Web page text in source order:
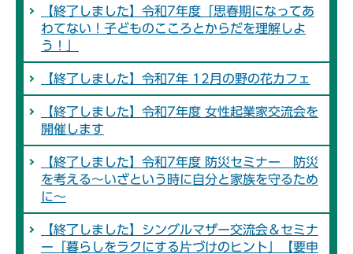
【終了しました】令和7年度「思春期になってあ
わてない！子どものこころとからだを理解しよ
う！」
【終了しました】令和7年 12月の野の花カフェ
【終了しました】令和7年度 女性起業家交流会を
開催します
【終了しました】令和7年度 防災セミナー 防災
を考える～いざという時に自分と家族を守るため
に～
【終了しました】シングルマザー交流会＆セミナ
ー「暮らしをラクにする片づけのヒント」【要申